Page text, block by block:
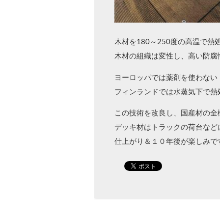
木材を180～250度の高温で熱
木材の組織は変性し、高い防
ヨーロッパでは薬剤を使わな
フィンランドでは水蒸気下で
この技術を改良し、国産材の
デッキ材はトラックの荷台な
仕上がり＆１０年後が楽しみで